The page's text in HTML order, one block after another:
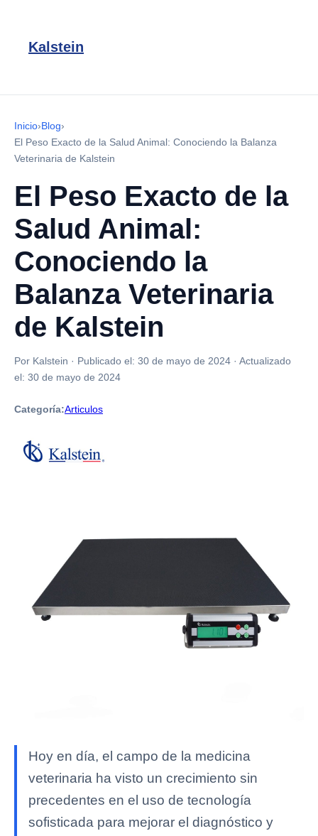
Kalstein
Inicio›Blog›
El Peso Exacto de la Salud Animal: Conociendo la Balanza
Veterinaria de Kalstein
El Peso Exacto de la
Salud Animal:
Conociendo la
Balanza Veterinaria
de Kalstein
Por Kalstein · Publicado el: 30 de mayo de 2024 · Actualizado
el: 30 de mayo de 2024
Categoría:Articulos
Hoy en día, el campo de la medicina
veterinaria ha visto un crecimiento sin
precedentes en el uso de tecnología
sofisticada para mejorar el diagnóstico y